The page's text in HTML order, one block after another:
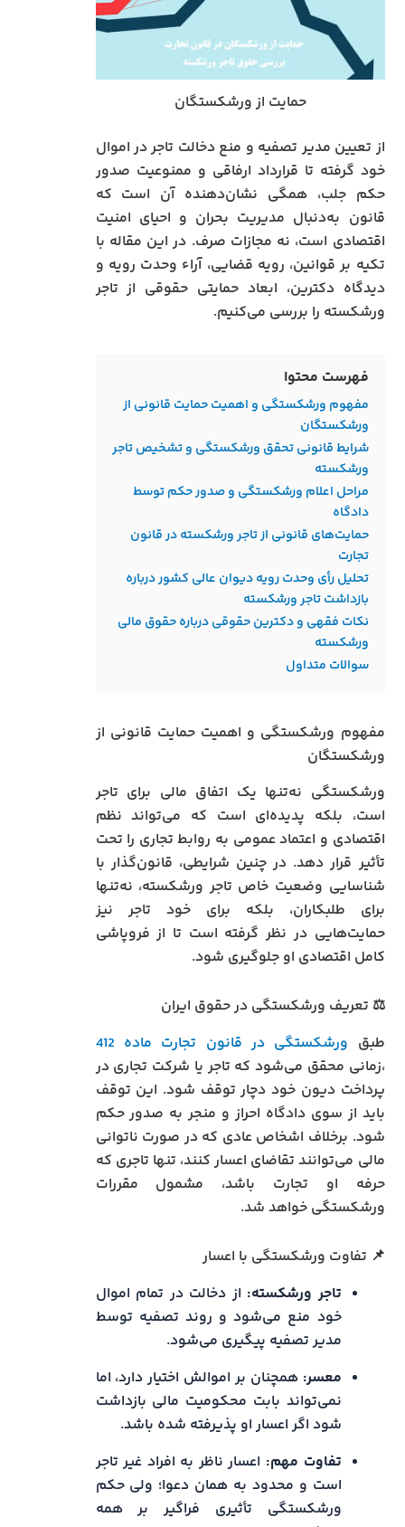
حمایت از ورشکستگان
از تعیین مدیر تصفیه و منع دخالت تاجر در اموال
خود گرفته تا قرارداد ارفاقی و ممنوعیت صدور
حکم جلب، همگی نشان‌دهنده آن است که
قانون به‌دنبال مدیریت بحران و احیای امنیت
اقتصادی است، نه مجازات صرف. در این مقاله با
تکیه بر قوانین، رویه قضایی، آراء وحدت رویه و
دیدگاه دکترین، ابعاد حمایتی حقوقی از تاجر
ورشکسته را بررسی می‌کنیم.
فهرست محتوا
مفهوم ورشکستگی و اهمیت حمایت قانونی از
ورشکستگان
شرایط قانونی تحقق ورشکستگی و تشخیص تاجر
ورشکسته
مراحل اعلام ورشکستگی و صدور حکم توسط
دادگاه
حمایت‌های قانونی از تاجر ورشکسته در قانون
تجارت
تحلیل رأی وحدت رویه دیوان عالی کشور درباره
بازداشت تاجر ورشکسته
نکات فقهی و دکترین حقوقی درباره حقوق مالی
ورشکسته
سوالات متداول
مفهوم ورشکستگی و اهمیت حمایت قانونی از
ورشکستگان
ورشکستگی نه‌تنها یک اتفاق مالی برای تاجر
است، بلکه پدیده‌ای است که می‌تواند نظم
اقتصادی و اعتماد عمومی به روابط تجاری را تحت
تأثیر قرار دهد. در چنین شرایطی، قانون‌گذار با
شناسایی وضعیت خاص تاجر ورشکسته، نه‌تنها
برای طلبکاران، بلکه برای خود تاجر نیز
حمایت‌هایی در نظر گرفته است تا از فروپاشی
کامل اقتصادی او جلوگیری شود.
⚖️ تعریف ورشکستگی در حقوق ایران
طبق ورشکستگی در قانون تجارت ماده 412
،زمانی محقق می‌شود که تاجر یا شرکت تجاری در
پرداخت دیون خود دچار توقف شود. این توقف
باید از سوی دادگاه احراز و منجر به صدور حکم
شود. برخلاف اشخاص عادی که در صورت ناتوانی
مالی می‌توانند تقاضای اعسار کنند، تنها تاجری که
حرفه او تجارت باشد، مشمول مقررات
ورشکستگی خواهد شد.
📌 تفاوت ورشکستگی با اعسار
تاجر ورشکسته: از دخالت در تمام اموال
خود منع می‌شود و روند تصفیه توسط
مدیر تصفیه پیگیری می‌شود.
معسر: همچنان بر اموالش اختیار دارد، اما
نمی‌تواند بابت محکومیت مالی بازداشت
شود اگر اعسار او پذیرفته شده باشد.
تفاوت مهم: اعسار ناظر به افراد غیر تاجر
است و محدود به همان دعوا؛ ولی حکم
ورشکستگی تأثیری فراگیر بر همه